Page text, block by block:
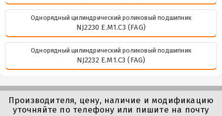
Однорядный цилиндрический роликовый подшипник
NJ2230 E.M1.C3 (FAG)
Однорядный цилиндрический роликовый подшипник
NJ2232 E.M1.C3 (FAG)
Производителя, цену, наличие и модификацию
уточняйте по телефону или пишите на почту